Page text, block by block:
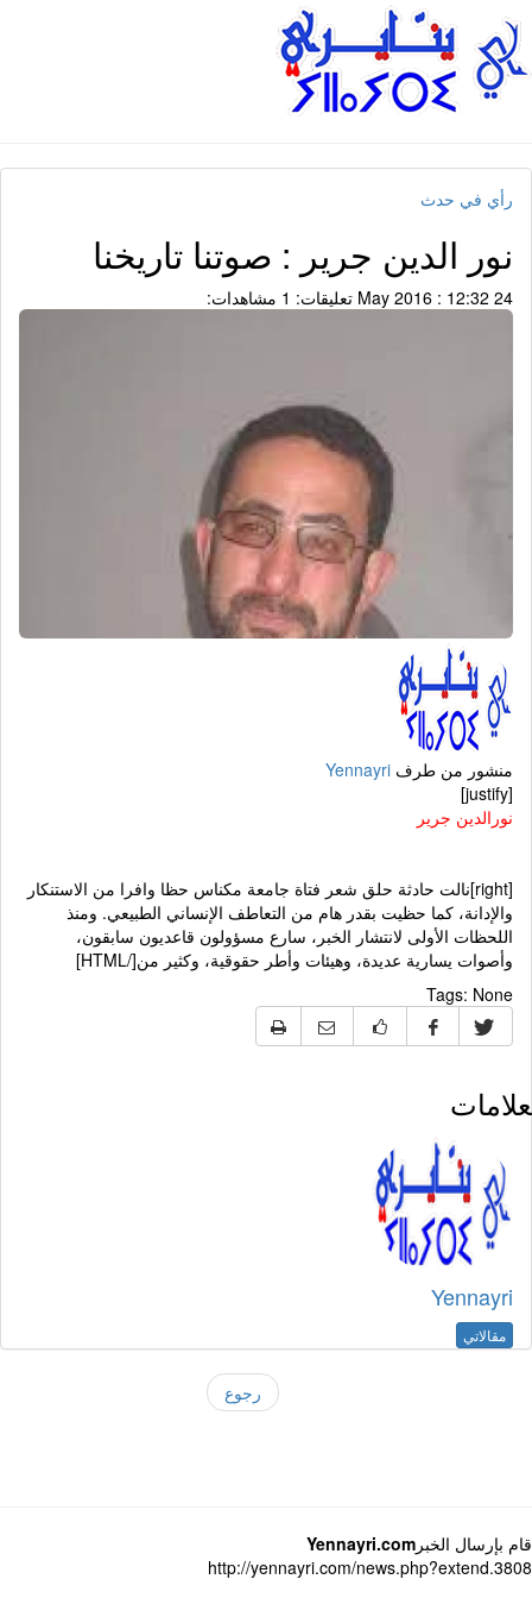
رأي في حدث
نور الدين جرير : صوتنا تاريخنا
24 May 2016 : 12:32 تعليقات: 1 مشاهدات:
منشور من طرفYennayri
نورالدين جرير
[right]نالت حادثة حلق شعر فتاة جامعة مكناس حظا وافرا من الاستنكار
والإدانة، كما حظيت بقدر هام من التعاطف الإنساني الطبيعي. ومنذ
اللحظات الأولى لانتشار الخبر، سارع مسؤولون قاعديون سابقون،
وأصوات يسارية عديدة، وهيئات وأطر حقوقية، وكثير من[/HTML]
Tags:None
Yennayri
مقالاتي
رجوع
بإرسال الخبرYennayri.com
http://yennayri.com/